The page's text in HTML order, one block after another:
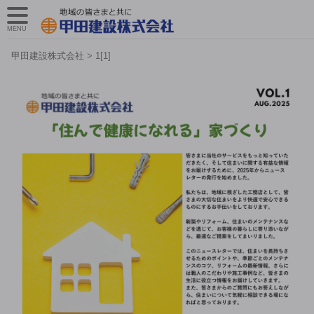
甲田建設株式会社 > 1[1]
MENU